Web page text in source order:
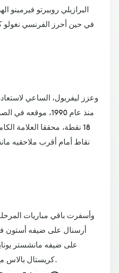
في حين أحرز الفرنسي
وعزز ليفربول، الساعي
منذ عام 1990،
18 نقطة، محققا العلامة
نقاط أمام أقرب ملاحقيه
وأسفرت باقي مباريات
كريستال بالاس مع ضيفه وولفرهامبتون 1-1.